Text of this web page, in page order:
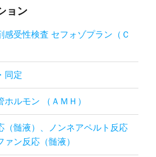
ョン
感受性検査 セフォゾプラン（Ｃ
同定
ホルモン （ＡＭＨ）
（髄液）、ノンネアペルト反応
ァン反応（髄液）